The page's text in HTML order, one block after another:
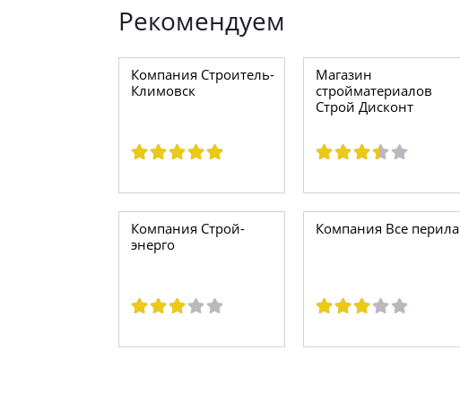
Рекомендуем
Компания Строитель-
Климовск
Магазин
стройматериалов
Строй Дисконт
Компания Строй-
энерго
Компания Все перила